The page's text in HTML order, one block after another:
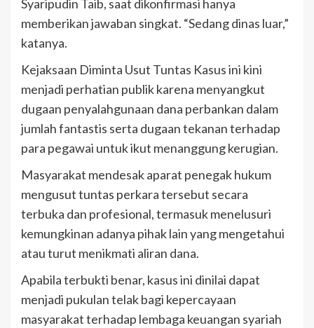
Syaripudin Taib, saat dikonfirmasi hanya
memberikan jawaban singkat. “Sedang dinas luar,”
katanya.
Kejaksaan Diminta Usut Tuntas Kasus ini kini
menjadi perhatian publik karena menyangkut
dugaan penyalahgunaan dana perbankan dalam
jumlah fantastis serta dugaan tekanan terhadap
para pegawai untuk ikut menanggung kerugian.
Masyarakat mendesak aparat penegak hukum
mengusut tuntas perkara tersebut secara
terbuka dan profesional, termasuk menelusuri
kemungkinan adanya pihak lain yang mengetahui
atau turut menikmati aliran dana.
Apabila terbukti benar, kasus ini dinilai dapat
menjadi pukulan telak bagi kepercayaan
masyarakat terhadap lembaga keuangan syariah